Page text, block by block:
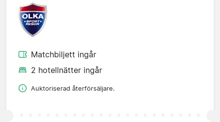
Matchbiljett ingår
2 hotellnätter ingår
Auktoriserad återförsäljare.